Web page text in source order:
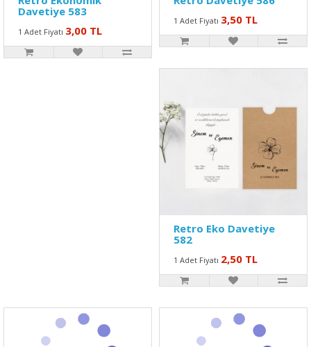
Davetiye 583
1 Adet Fiyatı 3,00 TL
1 Adet Fiyatı 3,50 TL
Retro Eko Davetiye
582
1 Adet Fiyatı 2,50 TL